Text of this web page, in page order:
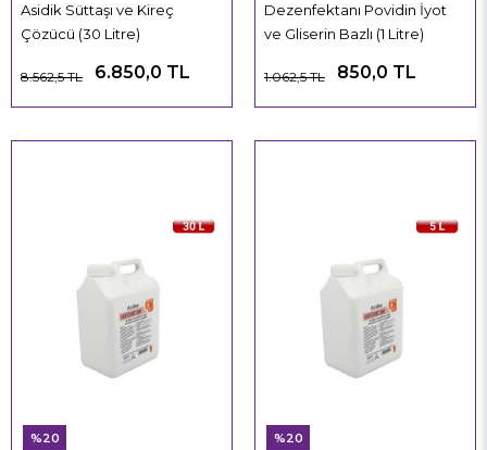
Asidik Süttaşı ve Kireç
Çözücü (30 Litre)
6.850,0 TL
8.562,5 TL
Dezenfektanı Povidin İyot
ve Gliserin Bazlı (1 Litre)
850,0 TL
1.062,5 TL
%20 %20